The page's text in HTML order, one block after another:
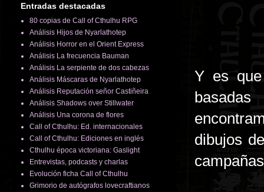
Y es
dibujos
Entradas destacadas
80 copias de Call of Cthulhu RPG
Análisis Hijos de Nyarlathotep
Análisis Horror en el Orient Express
Análisis La frecuencia Bauman
Análisis La serpiente de dos cabezas
Análisis Máscaras de Nyarlathotep
Análisis Reputación señor Castiñeira
Análisis Shadows over Stillwater
Análisis Una corona de flores
Call of Cthulhu: Ed. internacionales
Call of Cthulhu: Ediciones en inglés
Cthulhu época victoriana: Gaslight
Entrevistas, podcasts y charlas
Evolución ficha Call of Cthulhu
Grimorio de autógrafos lovecraftianos